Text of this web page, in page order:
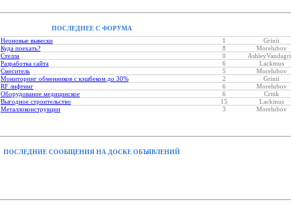
ПОСЛЕДНЕЕ С ФОРУМА
Неоновые вывески 1
Grinii
Куда поехать? 8
Morelubov
Стелла 0
Разработка сайта 6
Lackmus
Смеситель 5
Morelubov
Мониторинг обменников с кэшбеком до 30% 2
Grinii
RF лифтинг 6
Morelubov
Оборудование медицинское 6
Critik
Выгодное строительство 15
Lackmus
Металлоконструкции 3 Morelubov
ПОСЛЕДНИЕ СООБЩЕНИЯ НА ДОСКЕ ОБЪЯВЛЕНИЙ